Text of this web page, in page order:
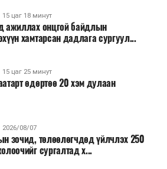
хангасан зөвшөөрлийн
шийдвэрлэх, шатахууны
байдлыг хангахыг
15 цаг 18 минут
ажиллах онцгой байдлын
хамтарсан дадлага сургуул...
15 цаг 25 минут
өдөртөө 20 хэм дулаан
2026/08/07
зочид, төлөөлөгчдөд үйлчлэх 250
сургалтад х...